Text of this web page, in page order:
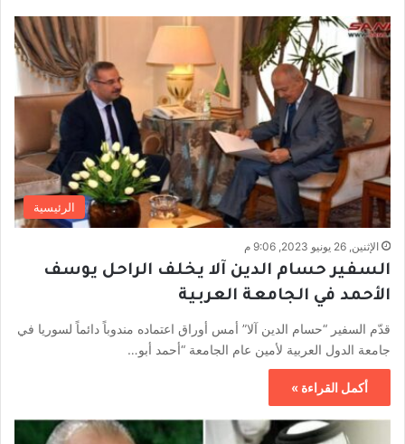
الرئيسية
الإثنين, 26 يونيو 2023, 9:06 م
السفير حسام الدين آلا يخلف الراحل يوسف
الأحمد في الجامعة العربية
قدّم السفير “حسام الدين آلا” أمس أوراق اعتماده مندوباً دائماً لسوريا في
جامعة الدول العربية لأمين عام الجامعة “أحمد أبو…
أكمل القراءة »